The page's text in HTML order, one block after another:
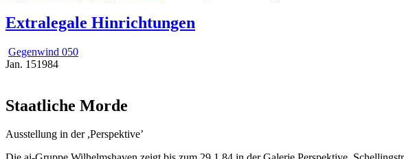
Extralegale Hinrichtungen
Gegenwind 050
Jan. 151984
Staatliche Morde
Ausstellung in der ,Perspektive’